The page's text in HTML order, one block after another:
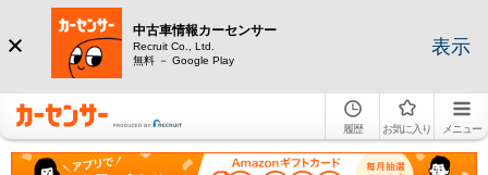
中古車情報カーセンサー
Recruit Co., Ltd.
無料 － Google Play
表示
履歴 お気に入り メニュー